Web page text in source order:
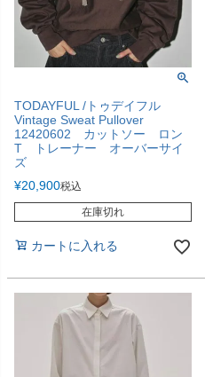
TODAYFUL /トゥデイフル
Vintage Sweat Pullover
12420602 カットソー ロン
T トレーナー オーバーサイ
ズ
¥20,900税込
在庫切れ
カートに入れる